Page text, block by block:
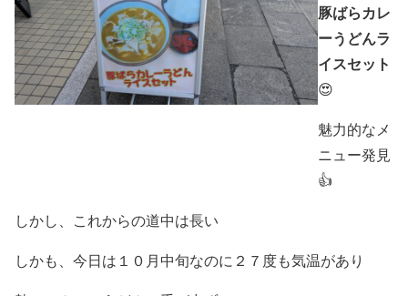
豚ばらカレ
ーうどんラ
イスセット
😍
魅力的なメ
ニュー発見
👍
しかし、これからの道中は長い
しかも、今日は１０月中旬なのに２７度も気温があり